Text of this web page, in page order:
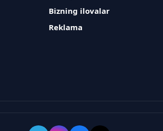
Bizning ilovalar
Reklama